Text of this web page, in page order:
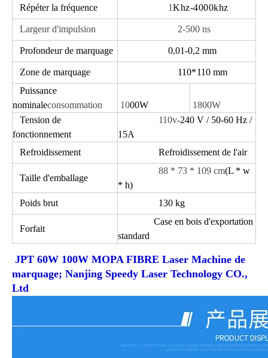
Répéter la fréquence 1Khz-4000khz
Largeur d'impulsion 2-500 ns
Profondeur de marquage 0,01-0,2 mm
Zone de marquage 110*110 mm
Puissance
nominaleconsommation 1000W
1800W
Tension de
fonctionnement
110v-240 V / 50-60 Hz /
15A
Refroidissement
Refroidissement de l'air
Taille d'emballage
88 * 73 * 109 cm(L * w
* h)
Poids brut
130 kg
Forfait
Case en bois d'exportation
standard
JPT 60W 100W MOPA FIBRE Laser Machine de
marquage; Nanjing Speedy Laser Technology CO.,
Ltd